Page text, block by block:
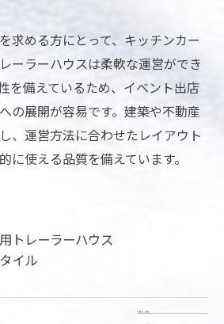
求める方にとって、キッチンカー
ーラーハウスは柔軟な運営ができ
を備えているため、イベント出店
の展開が容易です。建築や不動産
、運営方法に合わせたレイアウト
に使える品質を備えています。
トレーラーハウス
イル